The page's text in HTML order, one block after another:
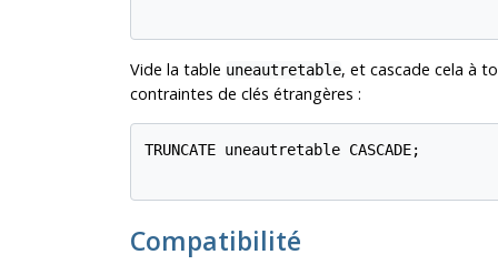
Vide la table uneautretable, et cascade cela à
contraintes de clés étrangères :
TRUNCATE uneautretable CASCADE;
Compatibilité